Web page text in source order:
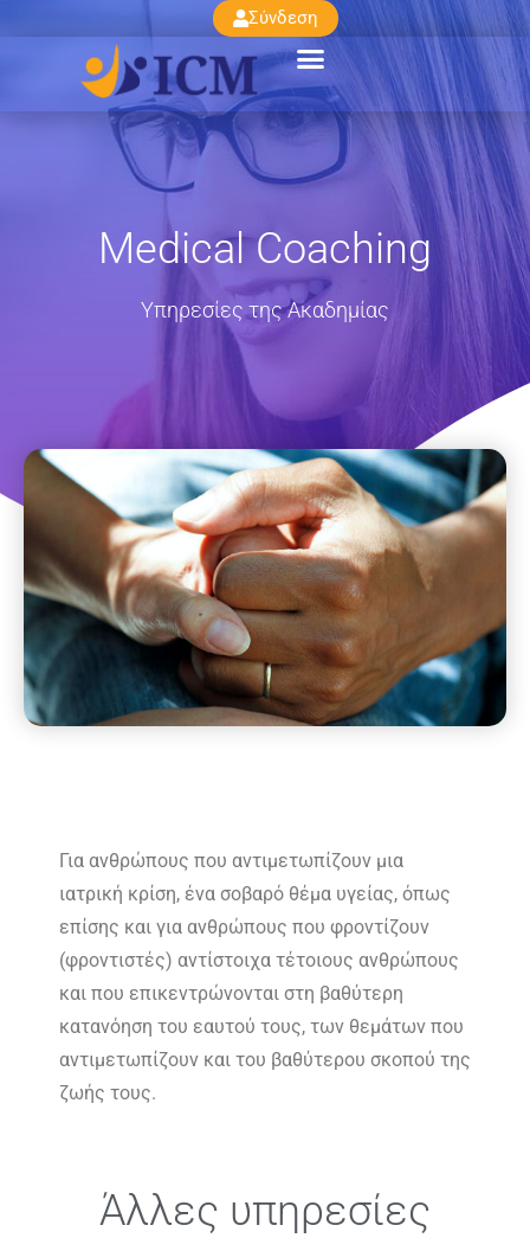
Σύνδεση
Medical Coaching
Υπηρεσίες της Ακαδημίας
Για ανθρώπους που αντιμετωπίζουν μια
ιατρική κρίση, ένα σοβαρό θέμα υγείας, όπως
επίσης και για ανθρώπους που φροντίζουν
(φροντιστές) αντίστοιχα τέτοιους ανθρώπους
και που επικεντρώνονται στη βαθύτερη
κατανόηση του εαυτού τους, των θεμάτων που
αντιμετωπίζουν και του βαθύτερου σκοπού της
ζωής τους.
Άλλες υπηρεσίες